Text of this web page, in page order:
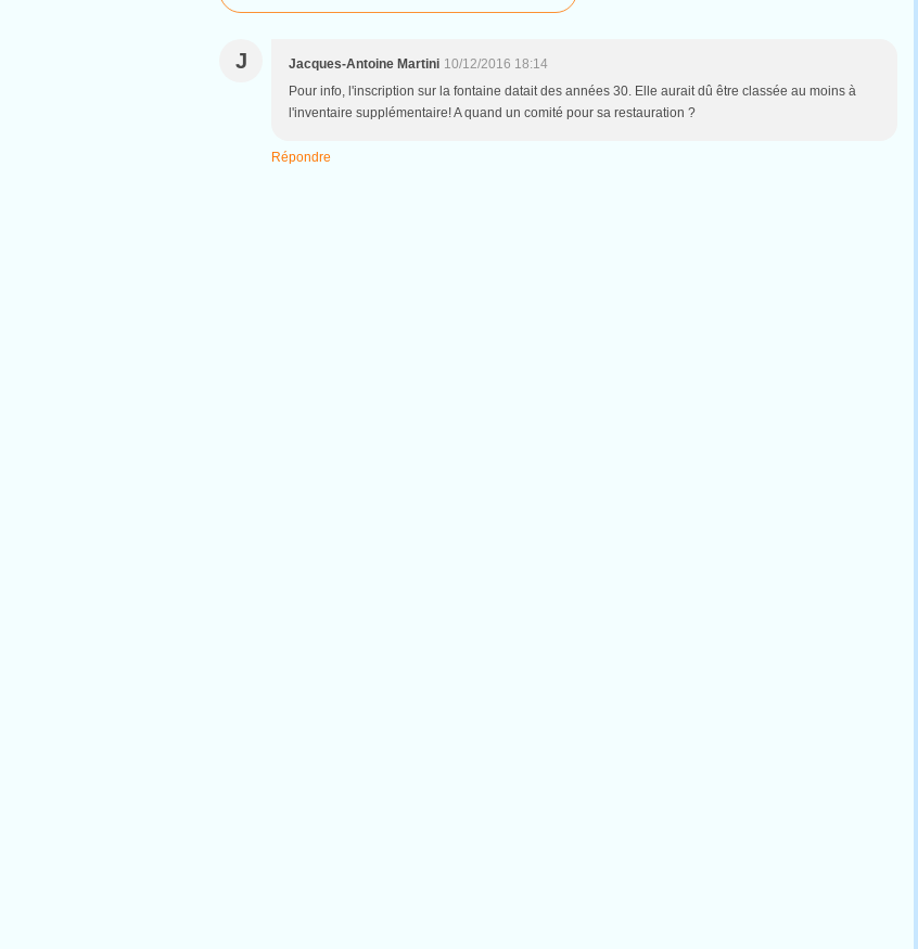
J Jacques-Antoine Martini 10/12/2016 18:14
Pour info, l'inscription sur la fontaine datait des années 30. Elle aurait dû être classée au moins à
l'inventaire supplémentaire! A quand un comité pour sa restauration ?
Répondre